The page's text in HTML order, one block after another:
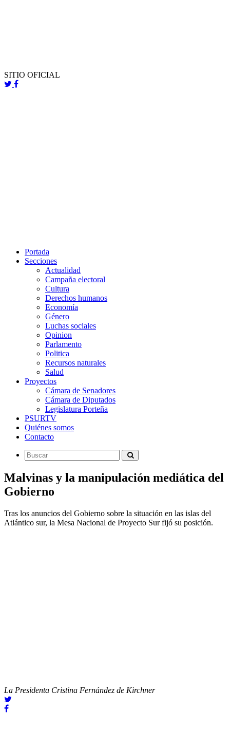
SITIO OFICIAL
Portada
Secciones
Actualidad
Campaña electoral
Cultura
Derechos humanos
Economía
Género
Luchas sociales
Opinion
Parlamento
Politica
Recursos naturales
Salud
Proyectos
Cámara de Senadores
Cámara de Diputados
Legislatura Porteña
PSURTV
Quiénes somos
Contacto
Malvinas y la manipulación mediática del
Gobierno
Tras los anuncios del Gobierno sobre la situación en las islas del
Atlántico sur, la Mesa Nacional de Proyecto Sur fijó su posición.
La Presidenta Cristina Fernández de Kirchner